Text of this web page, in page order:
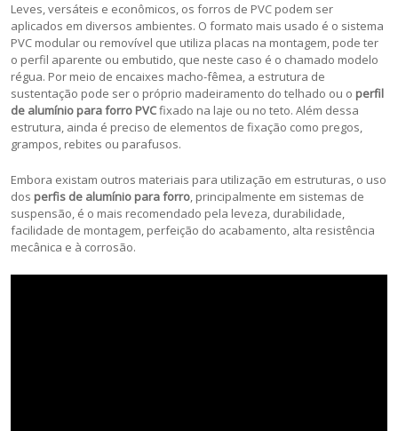
Leves, versáteis e econômicos, os forros de PVC podem ser
aplicados em diversos ambientes. O formato mais usado é o sistema
PVC modular ou removível que utiliza placas na montagem, pode ter
o perfil aparente ou embutido, que neste caso é o chamado modelo
régua. Por meio de encaixes macho-fêmea, a estrutura de
sustentação pode ser o próprio madeiramento do telhado ou o perfil
de alumínio para forro PVCfixado na laje ou no teto. Além dessa
estrutura, ainda é preciso de elementos de fixação como pregos,
grampos, rebites ou parafusos.
Embora existam outros materiais para utilização em estruturas, o uso
dos perfis de alumínio para forro, principalmente em sistemas de
suspensão, é o mais recomendado pela leveza, durabilidade,
facilidade de montagem, perfeição do acabamento, alta resistência
mecânica e à corrosão.